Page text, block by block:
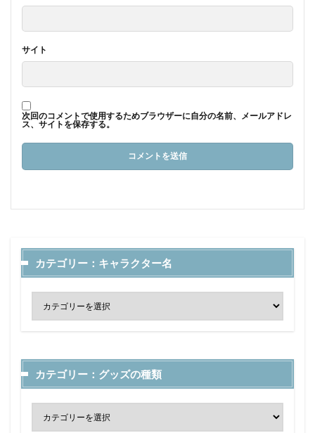
サイト
次回のコメントで使用するためブラウザーに自分の名前、メールアドレ
ス、サイトを保存する。
カテゴリー：キャラクター名
カテゴリー：グッズの種類